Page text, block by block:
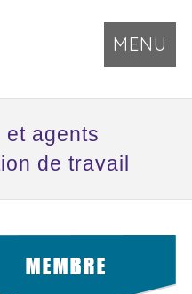
MENU
et agents
de travail